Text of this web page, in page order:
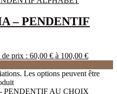
– PENDENTIF
de prix : 60,00 € à 100,00 €
Les options peuvent être